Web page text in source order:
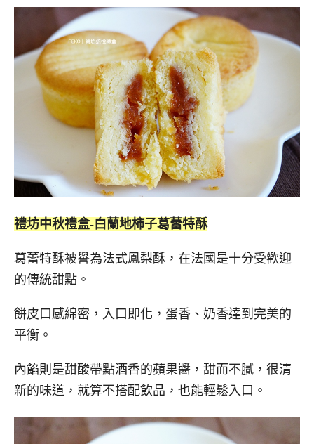
禮坊中秋禮盒-白蘭地柿子葛蕾特酥
葛蕾特酥被譽為法式鳳梨酥，在法國是十分受歡迎
的傳統甜點。
餅皮口感綿密，入口即化，蛋香、奶香達到完美的
平衡。
內餡則是甜酸帶點酒香的蘋果醬，甜而不膩，很清
新的味道，就算不搭配飲品，也能輕鬆入口。